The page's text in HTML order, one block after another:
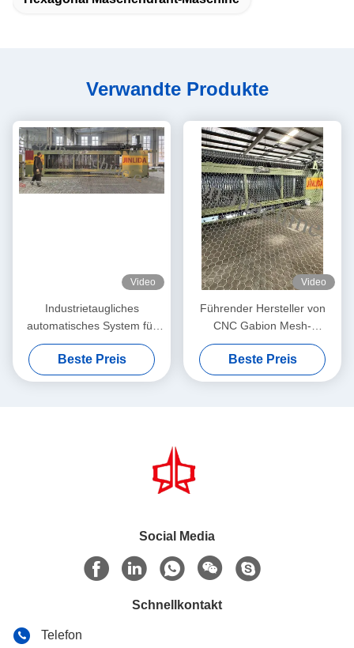
Verwandte Produkte
Video
Industrietaugliches
automatisches System für
die Hochvolumen-
Gabionenproduktion
Beste Preis
Video
Führender Hersteller von
CNC Gabion Mesh-
Maschinen mit 30 Jahren
Erfahrung
Beste Preis
Social Media
Schnellkontakt
Telefon